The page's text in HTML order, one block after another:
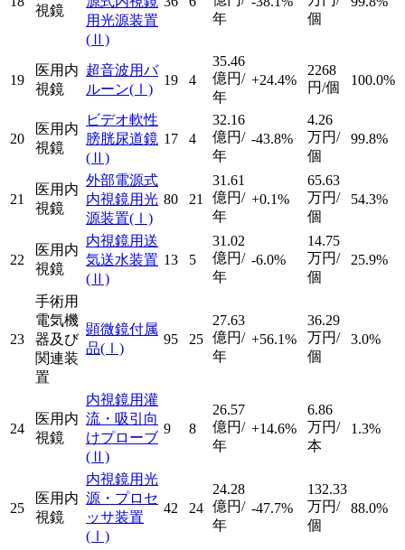
視鏡
用光源装置
(Ⅱ)
年
個
19
医用内
視鏡
超音波用バ
ルーン(Ⅰ)
19 4
35.46
億円/
年
+24.4%
2268
円/個
100.0%
20
医用内
視鏡
ビデオ軟性
膀胱尿道鏡
(Ⅱ)
17 4
32.16
億円/
年
-43.8%
4.26
万円/
個
99.8%
21
医用内
視鏡
外部電源式
内視鏡用光
源装置(Ⅰ)
80 21
31.61
億円/
年
+0.1%
65.63
万円/
個
54.3%
22
医用内
視鏡
内視鏡用送
気送水装置
(Ⅱ)
13 5
31.02
億円/
年
-6.0%
14.75
万円/
個
25.9%
23
手術用
電気機
器及び
関連装
置
顕微鏡付属
品(Ⅰ)
95 25
27.63
億円/
年
+56.1%
36.29
万円/
個
3.0%
24
医用内
視鏡
内視鏡用灌
流・吸引向
けプローブ
(Ⅱ)
9 8
26.57
億円/
年
+14.6%
6.86
万円/
本
1.3%
25
医用内
視鏡
内視鏡用光
源・プロセ
ッサ装置
(Ⅰ)
42 24
24.28
億円/
年
-47.7%
132.33
万円/
個
88.0%